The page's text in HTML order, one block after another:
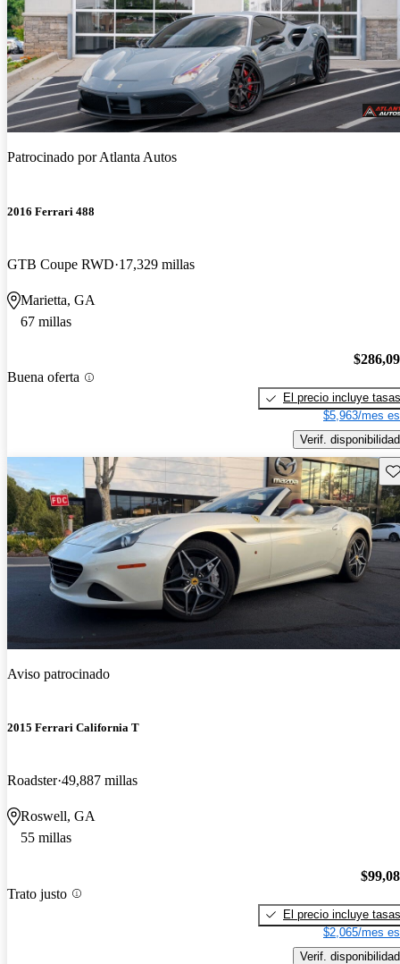
Patrocinado porAtlanta Autos
2016 Ferrari 488
GTB Coupe RWD 17,329 millas
Marietta, GA
67 millas
Buena oferta
El precio incluye tasas
$5,963/mes
Verif. disponibilidad
Aviso patrocinado
2015 Ferrari California T
Roadster 49,887 millas
Roswell, GA
55 millas
Trato justo
El precio incluye tasas
$2,065/mes
Verif. disponibilidad